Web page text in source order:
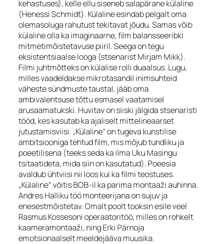
kehastuses), kelle ellu siseneb salapärane külaline
(Henessi Schmidt). Külaline esindab pelgalt oma
olemasoluga rahutust tekitavat jõudu. Samas võib
külaline olla ka imaginaarne, film balansseeribki
mitmetimõistetavuse piiril. Seega on tegu
eksistentsiaalse looga (stsenarist Mirjam Mikk).
Filmi juhtmõtteks on külalise rolli duaalsus. Lugu,
milles vaadeldakse mikrotasandil inimsuhteid
väheste sündmuste taustal, jääb oma
ambivalentsuse tõttu esmasel vaatamisel
arusaamatukski. Huvitav on siiski jälgida stsenaristi
tööd, kes kasutab ka ajaliselt mittelineaarset
jutustamisviisi. „Külaline“ on tugeva kunstilise
ambitsiooniga tehtud film, mis mõjub tundliku ja
poeetilisena (teeks seda ka ilma Uku Masingu
tsitaatideta, mida siin on kasutatud). Poeesia
avaldub ühtviisi nii loos kui ka filmi teostuses.
„Külaline“ võitis BOB-il ka parima montaaži auhinna.
Andres Halliku töö monteerijana on sujuv ja
enesestmõistetav. Omalt poolt tooksin esile veel
Rasmus Kossesoni operaatoritöö, milles on rohkelt
kaameramontaaži, ning Erki Pärnoja
emotsionaalselt meeldejääva muusika.